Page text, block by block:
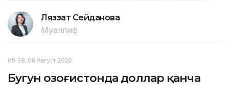
Ляззат Сейданова
Муаллиф
09:38, 08 Август 2026
Бугун Қозоғистонда доллар қанча